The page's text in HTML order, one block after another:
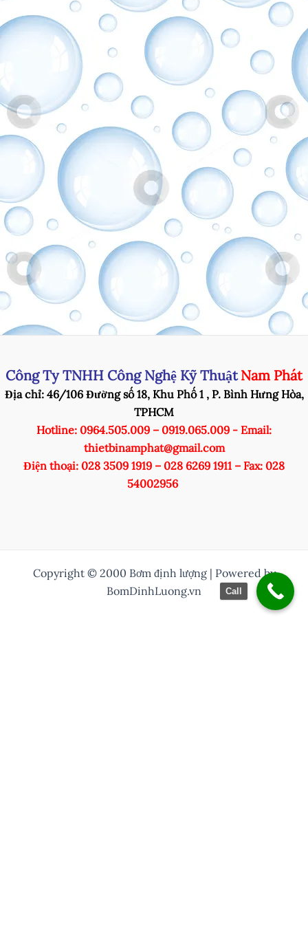
Công Ty TNHH Công Nghệ Kỹ Thuật Nam Phát
Địa chỉ: 46/106 Đường số 18, Khu Phố 1 , P. Bình Hưng Hòa,
TPHCM
Hotline: 0964.505.009 – 0919.065.009 - Email:
thietbinamphat@gmail.com
Điện thoại: 028 3509 1919 – 028 6269 1911 – Fax: 028
54002956
Copyright © 2000 Bơm định lượng | Powered by
BomDinhLuong.vn
Call